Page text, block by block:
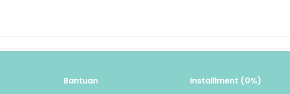
Bantuan Installlment (0%)